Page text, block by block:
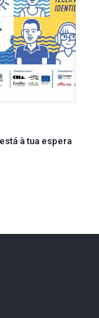
à tua espera